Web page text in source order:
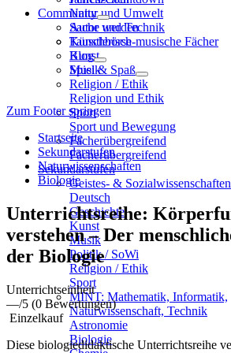
Natur und Umwelt
Sache und Technik
Künstlerisch-musische Fächer
Kunst
Musik
Religion / Ethik
Religion und Ethik
Sport
Sport und Bewegung
Fächerübergreifend
Fächerübergreifend
Sekundarstufen
Geistes- & Sozialwissenschaften
Deutsch
Geschichte
Kunst
Musik
Politik / SoWi
Religion / Ethik
Sport
MINT: Mathematik, Informatik,
Naturwissenschaft, Technik
Astronomie
Biologie
Community
Autor werden
Tauschbörse
Blog
Spiel & Spaß
Zum Footer springen
Startseite
Sekundarstufen
Naturwissenschaften
Biologie
Unterrichtsreihe:
verstehen – Der
der Biologie
Unterrichtseinheit
—/5 (0 Bewertungen)
Einzelkauf
Diese biologiedidaktische Unterrichtsreihe